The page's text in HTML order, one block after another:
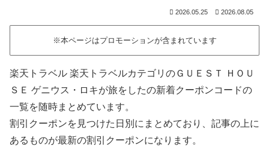
2026.05.25 2026.08.05
※本ページはプロモーションが含まれています
楽天トラベル 楽天トラベルカテゴリのＧＵＥＳＴ ＨＯＵ
ＳＥ ゲニウス・ロキが旅をしたの新着クーポンコードの
一覧を随時まとめています。
割引クーポンを見つけた日別にまとめており、記事の上に
あるものが最新の割引クーポンになります。